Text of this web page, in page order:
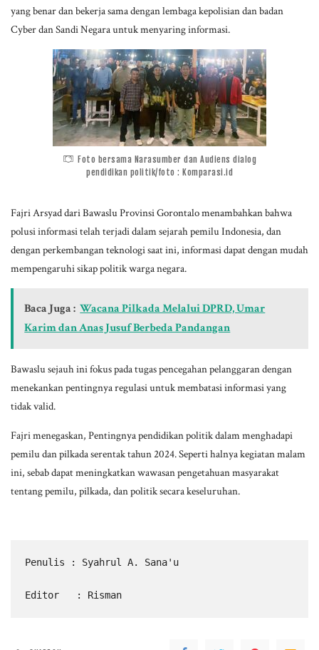
yang benar dan bekerja sama dengan lembaga kepolisian dan badan
Cyber dan Sandi Negara untuk menyaring informasi.
Foto bersama Narasumber dan Audiens dialog
pendidikan politik/foto : Komparasi.id
Fajri Arsyad dari Bawaslu Provinsi Gorontalo menambahkan bahwa
polusi informasi telah terjadi dalam sejarah pemilu Indonesia, dan
dengan perkembangan teknologi saat ini, informasi dapat dengan mudah
mempengaruhi sikap politik warga negara.
Baca Juga : Wacana Pilkada Melalui DPRD, Umar
Karim dan Anas Jusuf Berbeda Pandangan
Bawaslu sejauh ini fokus pada tugas pencegahan pelanggaran dengan
menekankan pentingnya regulasi untuk membatasi informasi yang
tidak valid.
Fajri menegaskan, Pentingnya pendidikan politik dalam menghadapi
pemilu dan pilkada serentak tahun 2024. Seperti halnya kegiatan malam
ini, sebab dapat meningkatkan wawasan pengetahuan masyarakat
tentang pemilu, pilkada, dan politik secara keseluruhan.
Penulis : Syahrul A. Sana'u
Editor   : Risman